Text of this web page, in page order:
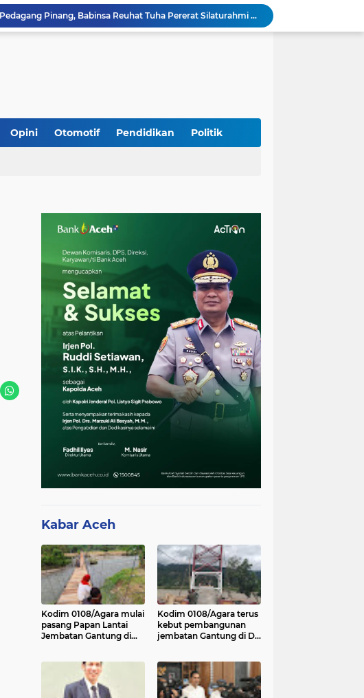
Sambangi Pedagang Pinang, Babinsa Reuhat Tuha Pererat Silaturahmi dengan Warga
Jalin Keakraban dengan Warga, Babinsa Leung Ie Perkuat Komunikasi di Wilayah Binaan
Opini Otomotif Pendidikan Politik
Kabar Aceh
Kodim 0108/Agara mulai
pasang Papan Lantai
Jembatan Gantung di
Kodim 0108/Agara terus
kebut pembangunan
jembatan Gantung di Ds.